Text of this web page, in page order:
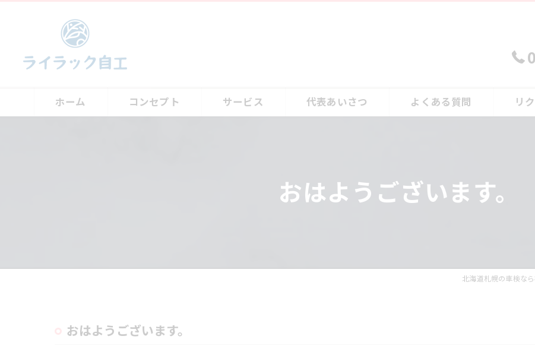
ホーム コンセプト サービス 代表あいさつ よくある質問 リ
おはようございます。
北海道札幌の車検な
おはようございます。